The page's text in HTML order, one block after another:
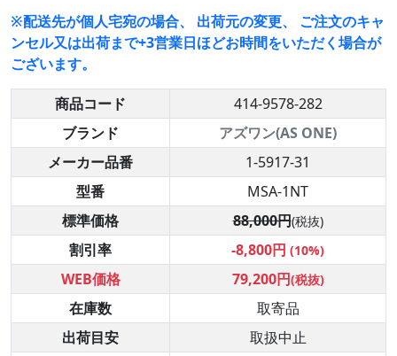
※配送先が個人宅宛の場合、 出荷元の変更、 ご注文のキャ
ンセル又は出荷まで+3営業日ほどお時間をいただく場合が
ございます。
商品コード
414-9578-282
ブランド
アズワン(AS ONE)
メーカー品番
1-5917-31
型番
MSA-1NT
標準価格
88,000円(税抜)
割引率 -8,800円 (10%)
WEB価格 79,200円(税抜)
在庫数
取寄品
出荷目安
取扱中止